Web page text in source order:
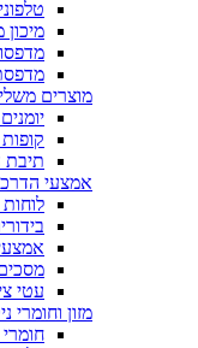
מוצרים
תיבת
אמצעי
עטי
מזון וחומרי
חומרי